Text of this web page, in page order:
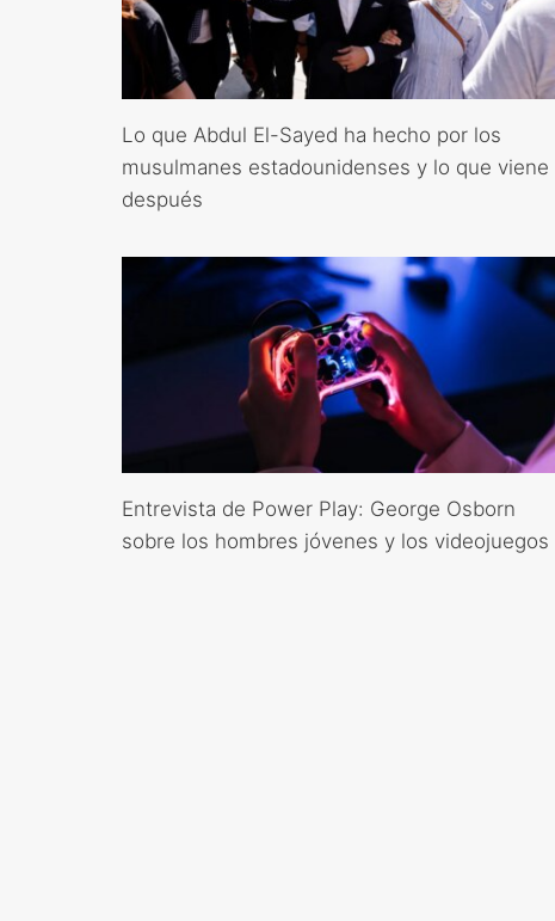
Lo que Abdul El-Sayed ha hecho por los
musulmanes estadounidenses y lo que viene
después
Entrevista de Power Play: George Osborn
sobre los hombres jóvenes y los videojuegos